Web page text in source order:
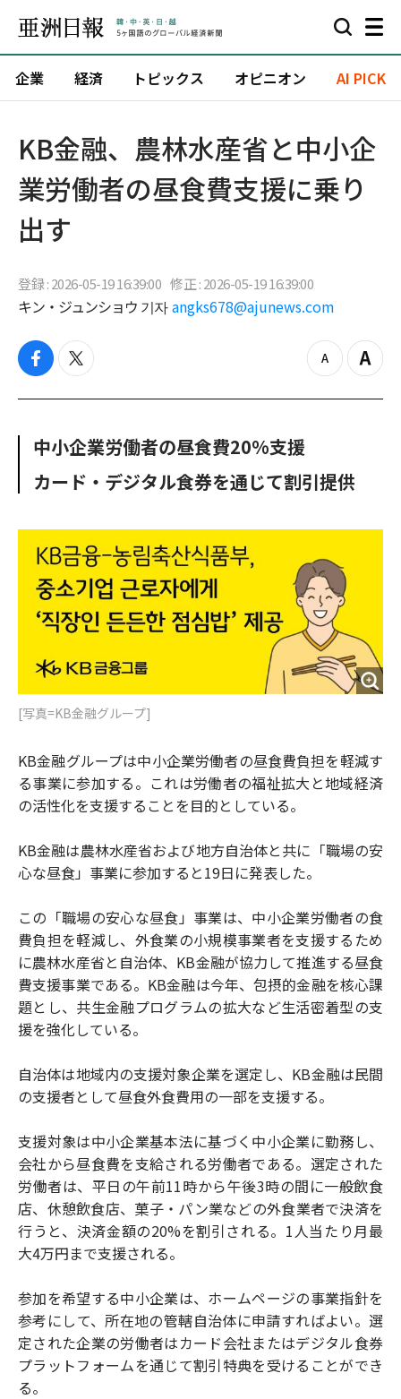
企業 経済 トピックス オピニオン AI PICK
KB金融、農林水産省と中小企
業労働者の昼食費支援に乗り
出す
登録 : 2026-05-19 16:39:00 修正 : 2026-05-19 16:39:00
キン・ジュンショウ 기자 angks678@ajunews.com
f
c
o
k
t
i
e
z
o
Z
o
中小企業労働者の昼食費20%支援
カード・デジタル食券を通じて割引提供
[写真=KB金融グループ]
KB金融グループは中小企業労働者の昼食費負担を軽減す
る事業に参加する。これは労働者の福祉拡大と地域経済
の活性化を支援することを目的としている。
KB金融は農林水産省および地方自治体と共に「職場の安
心な昼食」事業に参加すると19日に発表した。
この「職場の安心な昼食」事業は、中小企業労働者の食
費負担を軽減し、外食業の小規模事業者を支援するため
に農林水産省と自治体、KB金融が協力して推進する昼食
費支援事業である。KB金融は今年、包摂的金融を核心課
題とし、共生金融プログラムの拡大など生活密着型の支
援を強化している。
自治体は地域内の支援対象企業を選定し、KB金融は民間
の支援者として昼食外食費用の一部を支援する。
支援対象は中小企業基本法に基づく中小企業に勤務し、
会社から昼食費を支給される労働者である。選定された
労働者は、平日の午前11時から午後3時の間に一般飲食
店、休憩飲食店、菓子・パン業などの外食業者で決済を
行うと、決済金額の20%を割引される。1人当たり月最
大4万円まで支援される。
参加を希望する中小企業は、ホームページの事業指針を
参考にして、所在地の管轄自治体に申請すればよい。選
定された企業の労働者はカード会社またはデジタル食券
プラットフォームを通じて割引特典を受けることができ
る。